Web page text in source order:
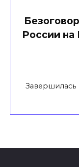
России на
Завершилась